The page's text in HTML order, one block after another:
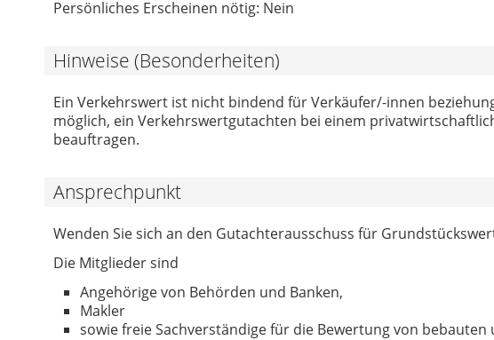
Persönliches Erscheinen nötig: Nein
Hinweise (Besonderheiten)
Ein Verkehrswert ist nicht bindend für Verkäufer/-innen
möglich, ein Verkehrswertgutachten bei einem
beauftragen.
Ansprechpunkt
Wenden Sie sich an den Gutachterausschuss für
Die Mitglieder sind
Angehörige von Behörden und Banken,
Makler
sowie freie Sachverständige für die Bewertung von